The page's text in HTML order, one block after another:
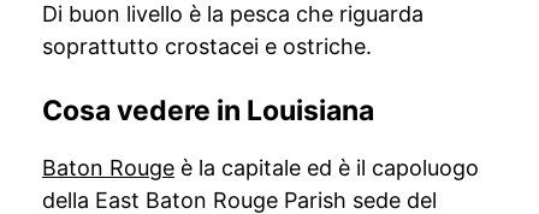
Di buon livello è la pesca che riguarda
soprattutto crostacei e ostriche.
Cosa vedere in Louisiana
Baton Rouge è la capitale ed è il capoluogo
della East Baton Rouge Parish sede del